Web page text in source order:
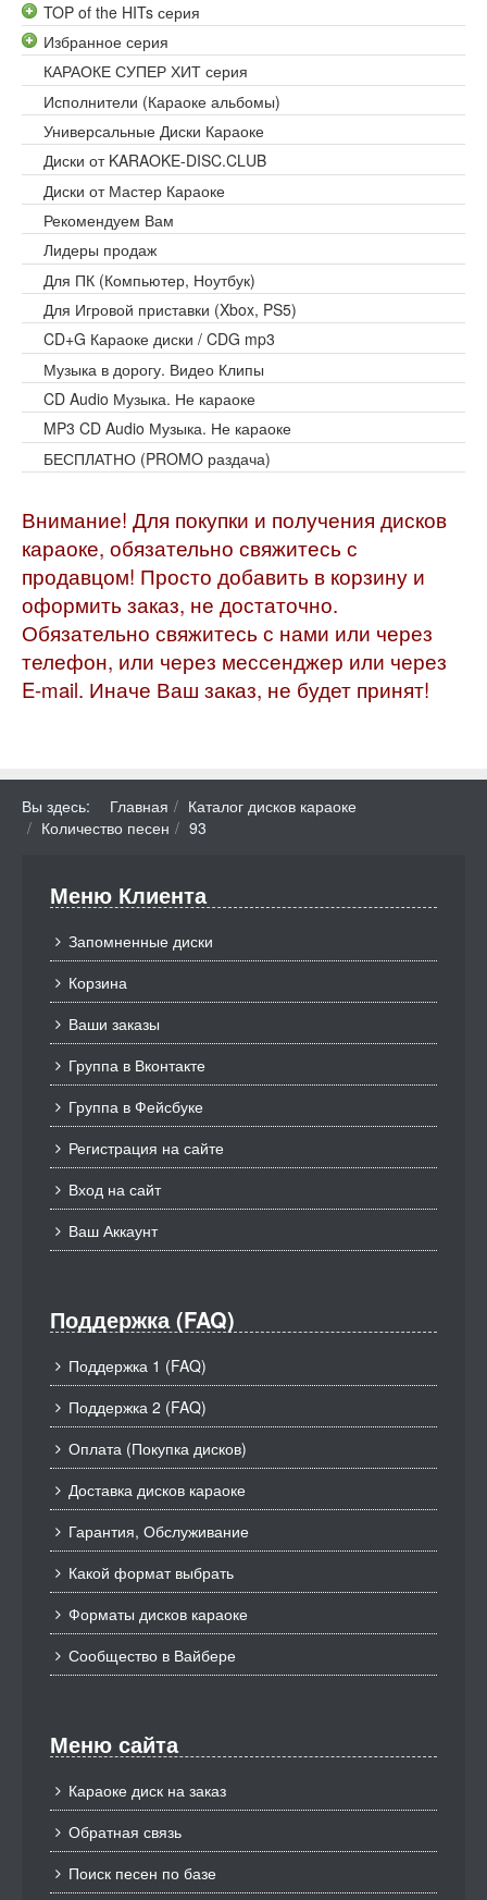
TOP of the HITs серия
Избранное серия
КАРАОКЕ СУПЕР ХИТ серия
Исполнители (Караоке альбомы)
Универсальные Диски Караоке
Диски от KARAOKE-DISC.CLUB
Диски от Мастер Караоке
Рекомендуем Вам
Лидеры продаж
Для ПК (Компьютер, Ноутбук)
Для Игровой приставки (Xbox, PS5)
CD+G Караоке диски / CDG mp3
Музыка в дорогу. Видео Клипы
CD Audio Музыка. Не караоке
MP3 CD Audio Музыка. Не караоке
БЕСПЛАТНО (PROMO раздача)
Внимание! Для покупки и получения дисков
караоке, обязательно свяжитесь с
продавцом! Просто добавить в корзину и
оформить заказ, не достаточно.
Обязательно свяжитесь с нами или через
телефон, или через мессенджер или через
E-mail. Иначе Ваш заказ, не будет принят!
Вы здесь: Главная
Каталог дисков караоке
Количество песен
93
Меню Клиента
Запомненные диски
Корзина
Ваши заказы
Группа в Вконтакте
Группа в Фейсбуке
Регистрация на сайте
Вход на сайт
Ваш Аккаунт
Поддержка (FAQ)
Поддержка 1 (FAQ)
Поддержка 2 (FAQ)
Оплата (Покупка дисков)
Доставка дисков караоке
Гарантия, Обслуживание
Какой формат выбрать
Форматы дисков караоке
Сообщество в Вайбере
Меню сайта
Караоке диск на заказ
Обратная связь
Поиск песен по базе